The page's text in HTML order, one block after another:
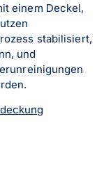
einem Deckel,
stabilisiert,
und